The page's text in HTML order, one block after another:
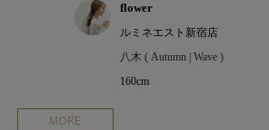
flower
ルミネエスト新宿店
八木 ( Autumn | Wave )
160cm
MORE